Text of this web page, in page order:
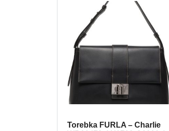
Torebka FURLA – Charlie